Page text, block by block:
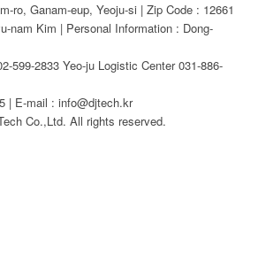
ro, Ganam-eup, Yeoju-si | Zip Code : 12661
nam Kim | Personal Information : Dong-
599-2833 Yeo-ju Logistic Center 031-886-
| E-mail : info@djtech.kr
Co.,Ltd. All rights reserved.